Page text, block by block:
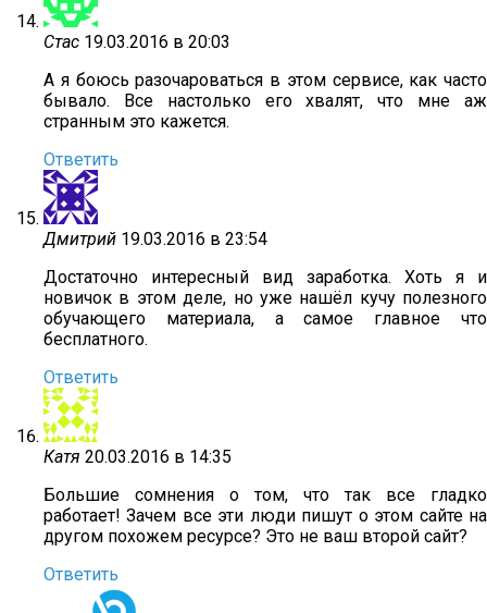
Стас 19.03.2016 в 20:03
А я боюсь разочароваться в этом сервисе, как часто
бывало. Все настолько его хвалят, что мне аж
странным это кажется.
Ответить
Дмитрий 19.03.2016 в 23:54
Достаточно интересный вид заработка. Хоть я и
новичок в этом деле, но уже нашёл кучу полезного
обучающего материала, а самое главное что
бесплатного.
Ответить
Катя 20.03.2016 в 14:35
Большие сомнения о том, что так все гладко
работает! Зачем все эти люди пишут о этом сайте на
другом похожем ресурсе? Это не ваш второй сайт?
Ответить